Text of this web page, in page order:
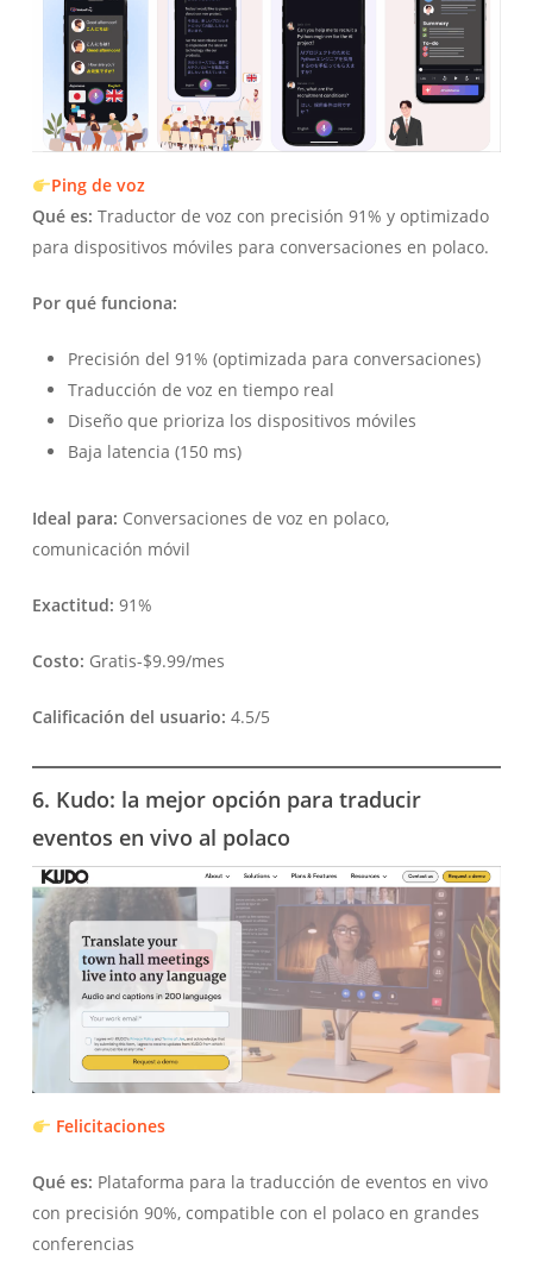
Ping de voz
Qué es: Traductor de voz con precisión 91% y optimizado
para dispositivos móviles para conversaciones en polaco.
Por qué funciona:
Precisión del 91% (optimizada para conversaciones)
Traducción de voz en tiempo real
Diseño que prioriza los dispositivos móviles
Baja latencia (150 ms)
Ideal para: Conversaciones de voz en polaco,
comunicación móvil
Exactitud: 91%
Costo: Gratis-$9.99/mes
Calificación del usuario: 4.5/5
6. Kudo: la mejor opción para traducir
eventos en vivo al polaco
Felicitaciones
Qué es: Plataforma para la traducción de eventos en vivo
con precisión 90%, compatible con el polaco en grandes
conferencias